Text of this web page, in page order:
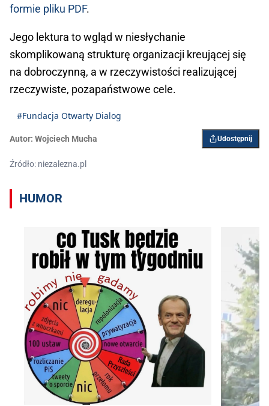
formie pliku PDF.
Jego lektura to wgląd w niesłychanie
skomplikowaną strukturę organizacji kreującej się
na dobroczynną, a w rzeczywistości realizującej
rzeczywiste, pozapaństwowe cele.
#Fundacja Otwarty Dialog
Autor: Wojciech Mucha Udostępnij
Źródło: niezalezna.pl
HUMOR